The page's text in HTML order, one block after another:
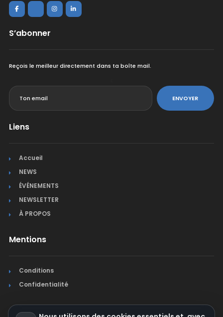
S’abonner
Reçois le meilleur directement dans ta boîte mail.
ENVOYER
Liens
Accueil
NEWS
ÉVÉNEMENTS
NEWSLETTER
À PROPOS
Mentions
Conditions
Confidentialité